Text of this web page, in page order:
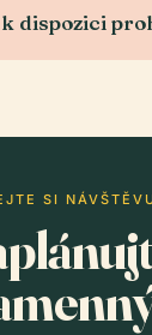
k dispozici
SI